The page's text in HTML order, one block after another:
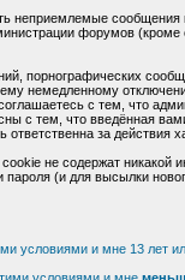
неприемлемые
форумов
порнографических
немедленному
с тем, что
с тем, что введённая
за действия
не содержат никакой
(и для высылки
условиями и мне 13 лет